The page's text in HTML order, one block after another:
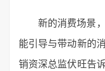
新的消费场景
能引导与带动新的
销资深总监伏旺告